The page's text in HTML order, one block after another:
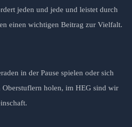
jeden und jede und leistet durch
einen wichtigen Beitrag zur Vielfalt.
in der Pause spielen oder sich
Oberstuflern holen, im HEG sind wir